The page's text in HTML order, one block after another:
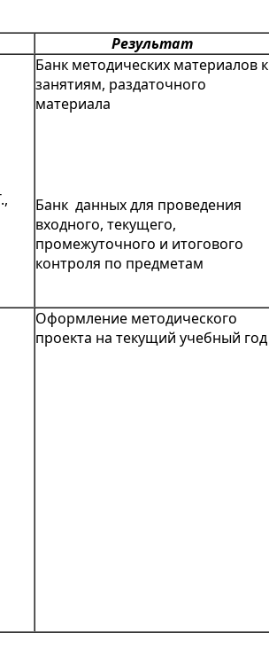
Результат
Банк методических материалов к
занятиям, раздаточного
материала
Банк данных для проведения
входного, текущего,
промежуточного и итогового
контроля по предметам
Оформление методического
проекта на текущий учебный год